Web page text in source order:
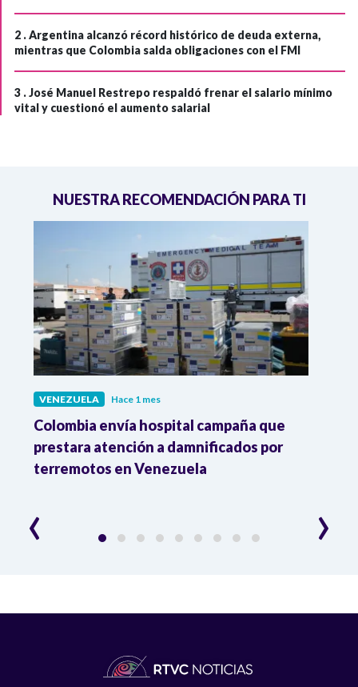
2 .Argentina alcanzó récord histórico de deuda externa,
mientras que Colombia salda obligaciones con el FMI
3 .José Manuel Restrepo respaldó frenar el salario mínimo
vital y cuestionó el aumento salarial
NUESTRA RECOMENDACIÓN PARA TI
VENEZUELA Hace 1 mes
Colombia envía hospital campaña que
prestara atención a damnificados por
terremotos en Venezuela
‹ ›